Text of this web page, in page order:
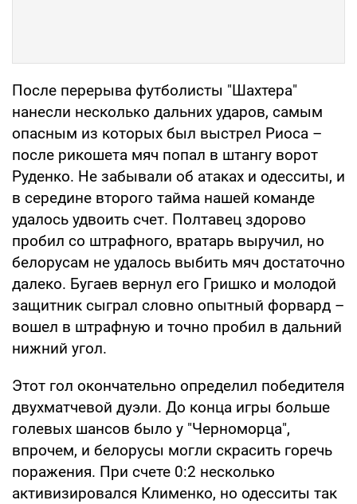
После перерыва футболисты "Шахтера"
нанесли несколько дальних ударов, самым
опасным из которых был выстрел Риоса –
после рикошета мяч попал в штангу ворот
Руденко. Не забывали об атаках и одесситы, и
в середине второго тайма нашей команде
удалось удвоить счет. Полтавец здорово
пробил со штрафного, вратарь выручил, но
белорусам не удалось выбить мяч достаточно
далеко. Бугаев вернул его Гришко и молодой
защитник сыграл словно опытный форвард –
вошел в штрафную и точно пробил в дальний
нижний угол.
Этот гол окончательно определил победителя
двухматчевой дуэли. До конца игры больше
голевых шансов было у "Черноморца",
впрочем, и белорусы могли скрасить горечь
поражения. При счете 0:2 несколько
активизировался Клименко, но одесситы так